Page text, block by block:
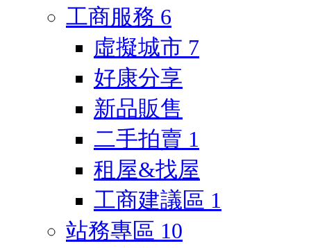
工商服務 6
虛擬城市 7
好康分享
新品販售
二手拍賣 1
租屋&找屋
工商建議區 1
站務專區 10